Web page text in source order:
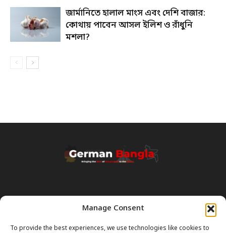
Manage Consent
To provide the best experiences, we use technologies like cookies to
জার্মানিতে হালাল মাংস এবং দেশি বাজার:
কোথায় পাবেন আসল ইলিশ ও রাঁধুনি
মশলা?
Transparency & Disclaimer:
Some content and images on this site are generated with the